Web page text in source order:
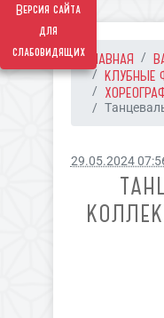
Версия сайта
для
слабовидящихГЛАВНАЯ
КЛУБНЫЕ
29.05.2024